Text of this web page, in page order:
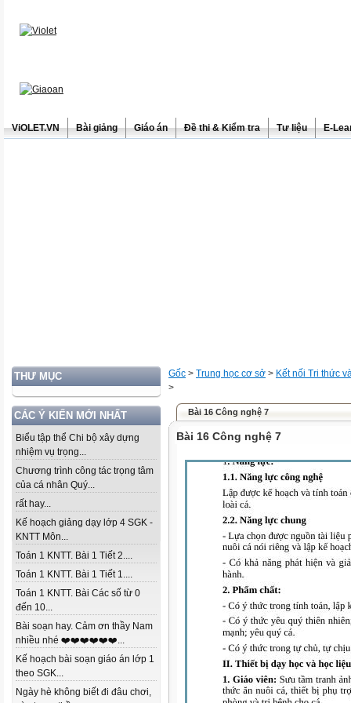
ViOLET.VN Bài giảng Giáo án Đề thi & Kiểm tra Tư liệu E-
THƯ MỤC
CÁC Ý KIẾN MỚI NHẤT
Biểu tập thể Chi bộ xây dựng
nhiệm vụ trọng...
Chương trình công tác trọng tâm
của cá nhân Quý...
rất hay...
Kế hoạch giảng dạy lớp 4 SGK -
KNTT Môn...
Toán 1 KNTT. Bài 1 Tiết 2....
Toán 1 KNTT. Bài 1 Tiết 1....
Toán 1 KNTT. Bài Các số từ 0
đến 10...
Bài soạn hay. Cảm ơn thầy Nam
nhiều nhé ❤️❤️❤️❤️❤️❤️...
Kế hoạch bài soạn giáo án lớp 1
theo SGK...
Ngày hè không biết đi đâu chơi,
Gốc > Trung học cơ sở > Kết nối Tri thức
>
Bài 16 Công nghệ 7
Bài 16 Công nghệ 7